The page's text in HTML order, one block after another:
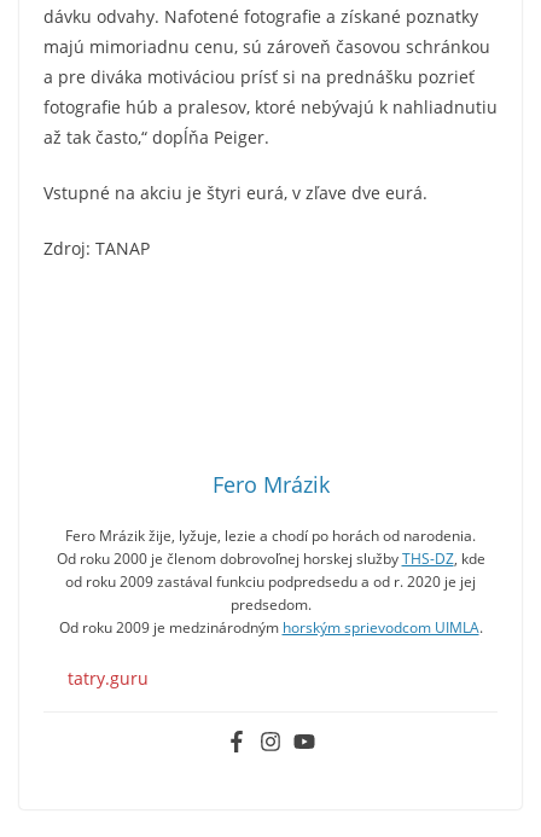
dávku odvahy. Nafotené fotografie a získané poznatky
majú mimoriadnu cenu, sú zároveň časovou schránkou
a pre diváka motiváciou prísť si na prednášku pozrieť
fotografie húb a pralesov, ktoré nebývajú k nahliadnutiu
až tak často,“ dopĺňa Peiger.
Vstupné na akciu je štyri eurá, v zľave dve eurá.
Zdroj: TANAP
Fero Mrázik
Fero Mrázik žije, lyžuje, lezie a chodí po horách od narodenia.
Od roku 2000 je členom dobrovoľnej horskej službyTHS-DZ, kde
od roku 2009 zastával funkciu podpredsedu a od r. 2020 je jej
predsedom.
Od roku 2009 je medzinárodným horským sprievodcom UIMLA.
tatry.guru